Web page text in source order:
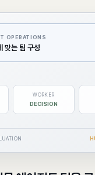
OPERATIONS
맞는 팀 구성
WORKER
DECISION